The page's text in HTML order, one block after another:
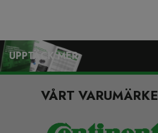
UPPTÄCK MER
VÅRT VARUMÄRKE